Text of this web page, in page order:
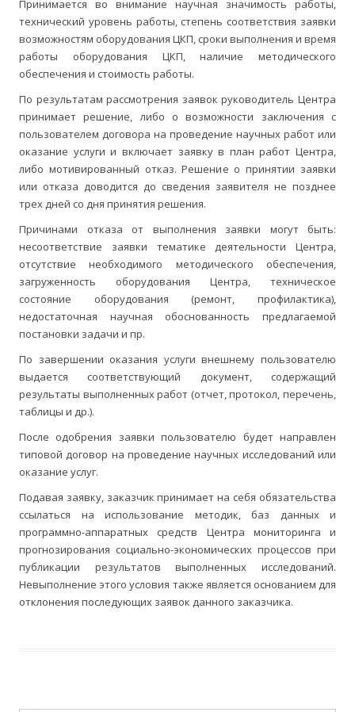
Принимается во внимание научная значимость работы,
технический уровень работы, степень соответствия заявки
возможностям оборудования ЦКП, сроки выполнения и время
работы оборудования ЦКП, наличие методического
обеспечения и стоимость работы.
По результатам рассмотрения заявок руководитель Центра
принимает решение, либо о возможности заключения с
пользователем договора на проведение научных работ или
оказание услуги и включает заявку в план работ Центра,
либо мотивированный отказ. Решение о принятии заявки
или отказа доводится до сведения заявителя не позднее
трех дней со дня принятия решения.
Причинами отказа от выполнения заявки могут быть:
несоответствие заявки тематике деятельности Центра,
отсутствие необходимого методического обеспечения,
загруженность оборудования Центра, техническое
состояние оборудования (ремонт, профилактика),
недостаточная научная обоснованность предлагаемой
постановки задачи и пр.
По завершении оказания услуги внешнему пользователю
выдается соответствующий документ, содержащий
результаты выполненных работ (отчет, протокол, перечень,
таблицы и др.).
После одобрения заявки пользователю будет направлен
типовой договор на проведение научных исследований или
оказание услуг.
Подавая заявку, заказчик принимает на себя обязательства
ссылаться на использование методик, баз данных и
программно-аппаратных средств Центра мониторинга и
прогнозирования социально-экономических процессов при
публикации результатов выполненных исследований.
Невыполнение этого условия также является основанием для
отклонения последующих заявок данного заказчика.